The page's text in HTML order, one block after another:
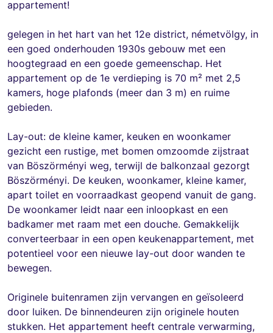
appartement!
gelegen in het hart van het 12e district, németvölgy, in
een goed onderhouden 1930s gebouw met een
hoogtegraad en een goede gemeenschap. Het
appartement op de 1e verdieping is 70 m² met 2,5
kamers, hoge plafonds (meer dan 3 m) en ruime
gebieden.
Lay-out: de kleine kamer, keuken en woonkamer
gezicht een rustige, met bomen omzoomde zijstraat
van Böszörményi weg, terwijl de balkonzaal gezorgt
Böszörményi. De keuken, woonkamer, kleine kamer,
apart toilet en voorraadkast geopend vanuit de gang.
De woonkamer leidt naar een inloopkast en een
badkamer met raam met een douche. Gemakkelijk
converteerbaar in een open keukenappartement, met
potentieel voor een nieuwe lay-out door wanden te
bewegen.
Originele buitenramen zijn vervangen en geïsoleerd
door luiken. De binnendeuren zijn originele houten
stukken. Het appartement heeft centrale verwarming,